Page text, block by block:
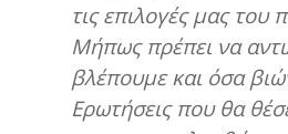
τις επιλογές μας του
Μήπως πρέπει να
βλέπουμε και όσα
Ερωτήσεις που θα